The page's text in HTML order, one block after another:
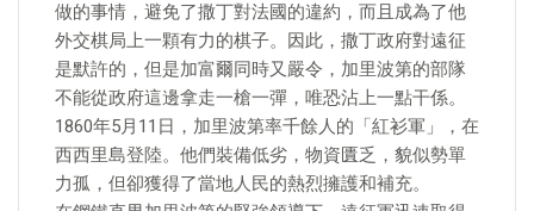
做的事情，避免了撒丁對法國的違約，而且成為了他
外交棋局上一顆有力的棋子。因此，撒丁政府對遠征
是默許的，但是加富爾同時又嚴令，加里波第的部隊
不能從政府這邊拿走一槍一彈，唯恐沾上一點干係。
1860年5月11日，加里波第率千餘人的「紅衫軍」，在
西西里島登陸。他們裝備低劣，物資匱乏，貌似勢單
力孤，但卻獲得了當地人民的熱烈擁護和補充。